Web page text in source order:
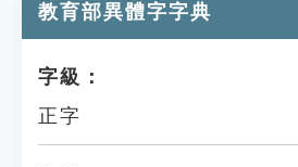
貓頭鷹博士
教育部異體字字典
字級：
正字